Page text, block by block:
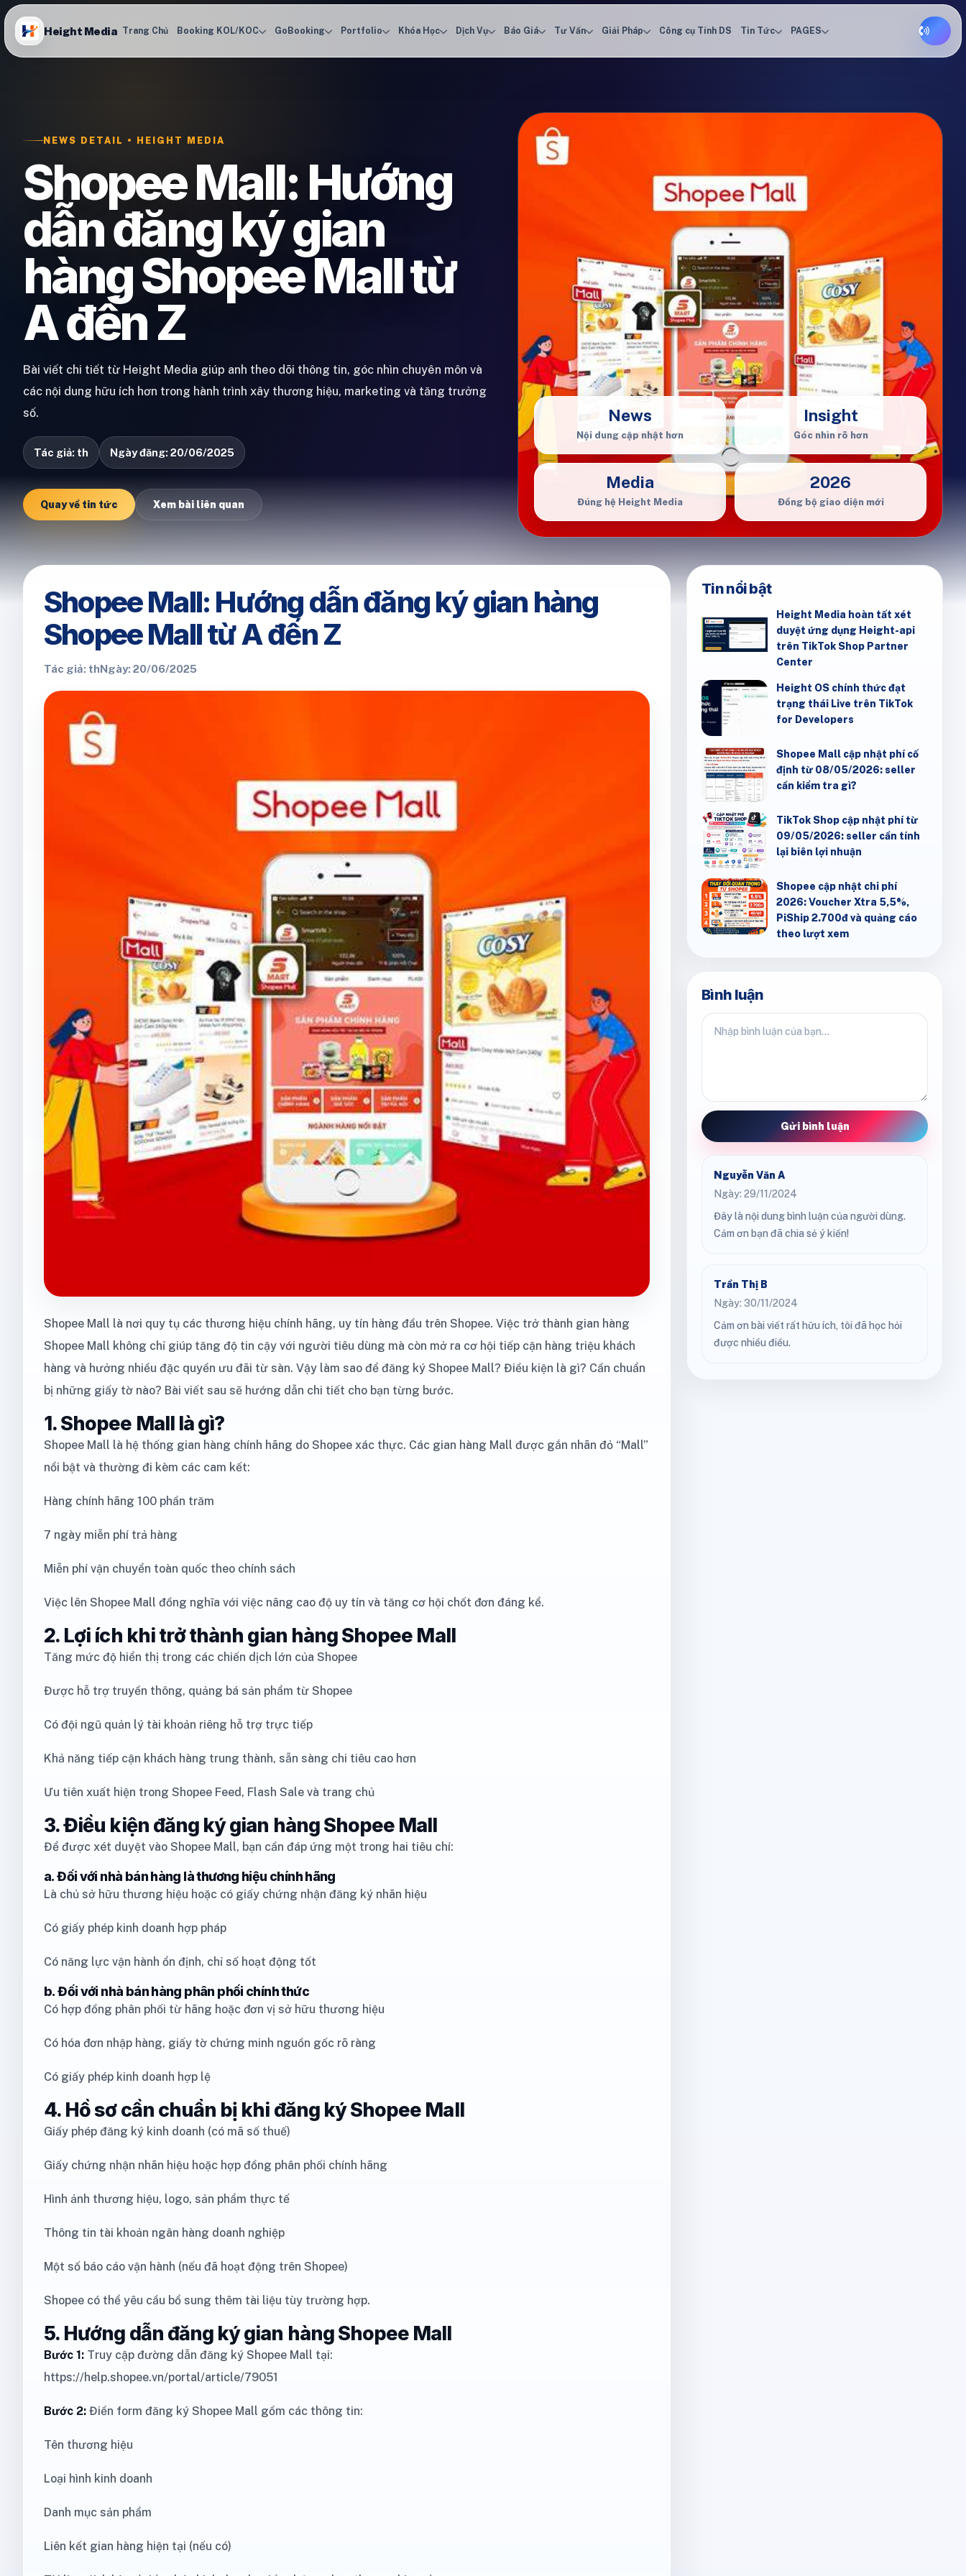
Height Media Trang Chủ Booking KOL/KOC GoBooking Portfolio Khóa Học Dịch Vụ Báo Giá Tư Vấn Giải Pháp Công cụ Tính DS Tin Tức PAGES
NEWS DETAIL • HEIGHT MEDIA
Shopee Mall: Hướng
dẫn đăng ký gian
hàng Shopee Mall từ
A đến Z
Bài viết chi tiết từ Height Media giúp anh theo dõi thông tin, góc nhìn chuyên môn và
các nội dung hữu ích hơn trong hành trình xây thương hiệu, marketing và tăng trưởng
số.
Tác giả: th Ngày đăng: 20/06/2025
Quay về tin tức Xem bài liên quan
News
Nội dung cập nhật hơn
Insight
Góc nhìn rõ hơn
Media
Đúng hệ Height Media
2026
Đồng bộ giao diện mới
Shopee Mall: Hướng dẫn đăng ký gian hàng
Shopee Mall từ A đến Z
Tác giả: thNgày: 20/06/2025
Shopee Mall là nơi quy tụ các thương hiệu chính hãng, uy tín hàng đầu trên Shopee. Việc trở thành gian hàng
Shopee Mall không chỉ giúp tăng độ tin cậy với người tiêu dùng mà còn mở ra cơ hội tiếp cận hàng triệu khách
hàng và hưởng nhiều đặc quyền ưu đãi từ sàn. Vậy làm sao để đăng ký Shopee Mall? Điều kiện là gì? Cần chuẩn
bị những giấy tờ nào? Bài viết sau sẽ hướng dẫn chi tiết cho bạn từng bước.
1. Shopee Mall là gì?
Shopee Mall là hệ thống gian hàng chính hãng do Shopee xác thực. Các gian hàng Mall được gắn nhãn đỏ “Mall”
nổi bật và thường đi kèm các cam kết:
Hàng chính hãng 100 phần trăm
7 ngày miễn phí trả hàng
Miễn phí vận chuyển toàn quốc theo chính sách
Việc lên Shopee Mall đồng nghĩa với việc nâng cao độ uy tín và tăng cơ hội chốt đơn đáng kể.
2. Lợi ích khi trở thành gian hàng Shopee Mall
Tăng mức độ hiển thị trong các chiến dịch lớn của Shopee
Được hỗ trợ truyền thông, quảng bá sản phẩm từ Shopee
Có đội ngũ quản lý tài khoản riêng hỗ trợ trực tiếp
Khả năng tiếp cận khách hàng trung thành, sẵn sàng chi tiêu cao hơn
Ưu tiên xuất hiện trong Shopee Feed, Flash Sale và trang chủ
3. Điều kiện đăng ký gian hàng Shopee Mall
Để được xét duyệt vào Shopee Mall, bạn cần đáp ứng một trong hai tiêu chí:
a. Đối với nhà bán hàng là thương hiệu chính hãng
Là chủ sở hữu thương hiệu hoặc có giấy chứng nhận đăng ký nhãn hiệu
Có giấy phép kinh doanh hợp pháp
Có năng lực vận hành ổn định, chỉ số hoạt động tốt
b. Đối với nhà bán hàng phân phối chính thức
Có hợp đồng phân phối từ hãng hoặc đơn vị sở hữu thương hiệu
Có hóa đơn nhập hàng, giấy tờ chứng minh nguồn gốc rõ ràng
Có giấy phép kinh doanh hợp lệ
4. Hồ sơ cần chuẩn bị khi đăng ký Shopee Mall
Giấy phép đăng ký kinh doanh (có mã số thuế)
Giấy chứng nhận nhãn hiệu hoặc hợp đồng phân phối chính hãng
Hình ảnh thương hiệu, logo, sản phẩm thực tế
Thông tin tài khoản ngân hàng doanh nghiệp
Một số báo cáo vận hành (nếu đã hoạt động trên Shopee)
Shopee có thể yêu cầu bổ sung thêm tài liệu tùy trường hợp.
5. Hướng dẫn đăng ký gian hàng Shopee Mall
Bước 1: Truy cập đường dẫn đăng ký Shopee Mall tại:
https://help.shopee.vn/portal/article/79051
Bước 2: Điền form đăng ký Shopee Mall gồm các thông tin:
Tên thương hiệu
Loại hình kinh doanh
Danh mục sản phẩm
Liên kết gian hàng hiện tại (nếu có)
Tin nổi bật
Height Media hoàn tất xét
duyệt ứng dụng Height-api
trên TikTok Shop Partner
Center
Height OS chính thức đạt
trạng thái Live trên TikTok
for Developers
Shopee Mall cập nhật phí cố
định từ 08/05/2026: seller
cần kiểm tra gì?
TikTok Shop cập nhật phí từ
09/05/2026: seller cần tính
lại biên lợi nhuận
Shopee cập nhật chi phí
2026: Voucher Xtra 5,5%,
PiShip 2.700đ và quảng cáo
theo lượt xem
Bình luận
Gửi bình luận
Nguyễn Văn A
Ngày: 29/11/2024
Đây là nội dung bình luận của người dùng.
Cảm ơn bạn đã chia sẻ ý kiến!
Trần Thị B
Ngày: 30/11/2024
Cảm ơn bài viết rất hữu ích, tôi đã học hỏi
được nhiều điều.